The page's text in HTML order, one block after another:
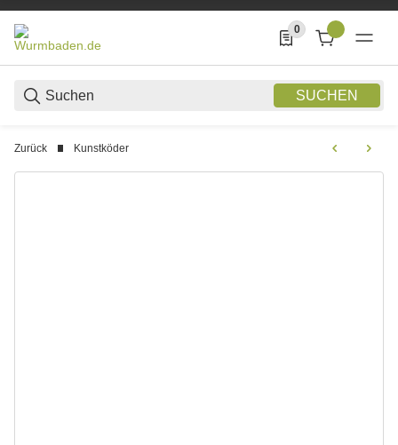
SUCHEN
0
0 Produkte in der
Zurück Kunstköder